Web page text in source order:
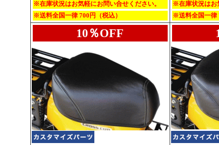
※在庫状況はお気軽にお問い合せください。
※送料全国一律 700円（税込）
※在庫状況はお
※送料全国一律
10％OFF